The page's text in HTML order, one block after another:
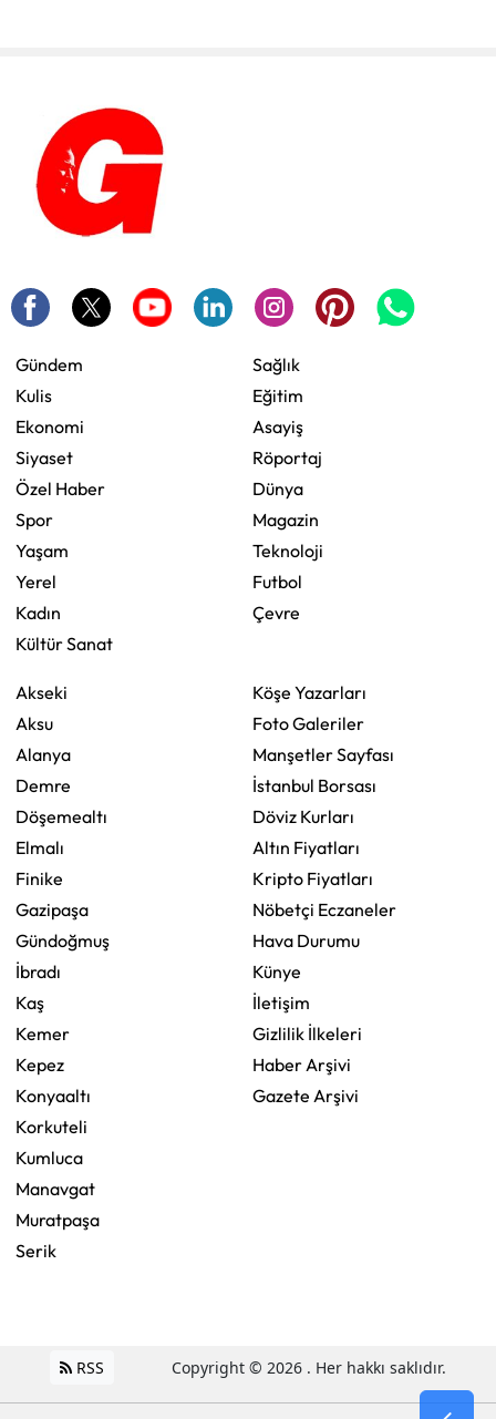
Gündem
Kulis
Ekonomi
Siyaset
Özel Haber
Spor
Yaşam
Yerel
Kadın
Kültür Sanat
Sağlık
Eğitim
Asayiş
Röportaj
Dünya
Magazin
Teknoloji
Futbol
Çevre
Akseki
Aksu
Alanya
Demre
Döşemealtı
Elmalı
Finike
Gazipaşa
Gündoğmuş
İbradı
Kaş
Kemer
Kepez
Konyaaltı
Korkuteli
Kumluca
Manavgat
Muratpaşa
Serik
Köşe Yazarları
Foto Galeriler
Manşetler Sayfası
İstanbul Borsası
Döviz Kurları
Altın Fiyatları
Kripto Fiyatları
Nöbetçi Eczaneler
Hava Durumu
Künye
İletişim
Gizlilik İlkeleri
Haber Arşivi
Gazete Arşivi
RSS Copyright © 2026 . Her hakkı saklıdır.